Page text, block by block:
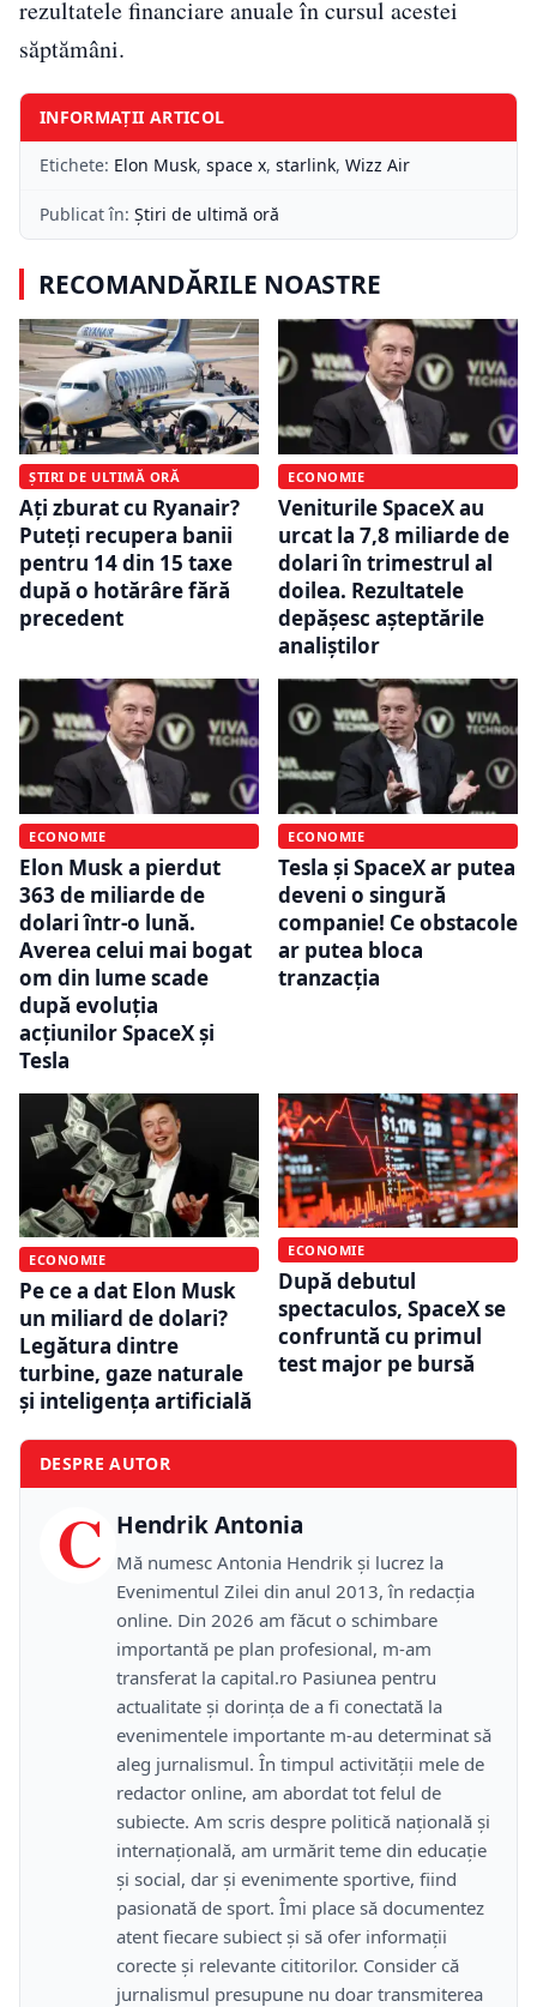
rezultatele financiare anuale în cursul acestei
săptămâni.
INFORMAȚII ARTICOL
Etichete: Elon Musk, space x, starlink, Wizz Air
Publicat în: Știri de ultimă oră
RECOMANDĂRILE NOASTRE
ȘTIRI DE ULTIMĂ ORĂ
Ați zburat cu Ryanair?
Puteți recupera banii
pentru 14 din 15 taxe
după o hotărâre fără
precedent
ECONOMIE
Veniturile SpaceX au
urcat la 7,8 miliarde de
dolari în trimestrul al
doilea. Rezultatele
depășesc așteptările
analiștilor
ECONOMIE
Elon Musk a pierdut
363 de miliarde de
dolari într-o lună.
Averea celui mai bogat
om din lume scade
după evoluția
acțiunilor SpaceX și
Tesla
ECONOMIE
Tesla și SpaceX ar putea
deveni o singură
companie! Ce obstacole
ar putea bloca
tranzacția
ECONOMIE
Pe ce a dat Elon Musk
un miliard de dolari?
Legătura dintre
turbine, gaze naturale
și inteligența artificială
ECONOMIE
După debutul
spectaculos, SpaceX se
confruntă cu primul
test major pe bursă
DESPRE AUTOR
C Hendrik Antonia
Mă numesc Antonia Hendrik și lucrez la
Evenimentul Zilei din anul 2013, în redacția
online. Din 2026 am făcut o schimbare
importantă pe plan profesional, m-am
transferat la capital.ro Pasiunea pentru
actualitate și dorința de a fi conectată la
evenimentele importante m-au determinat să
aleg jurnalismul. În timpul activității mele de
redactor online, am abordat tot felul de
subiecte. Am scris despre politică națională și
internațională, am urmărit teme din educație
și social, dar și evenimente sportive, fiind
pasionată de sport. Îmi place să documentez
atent fiecare subiect și să ofer informații
corecte și relevante cititorilor. Consider că
jurnalismul presupune nu doar transmiterea